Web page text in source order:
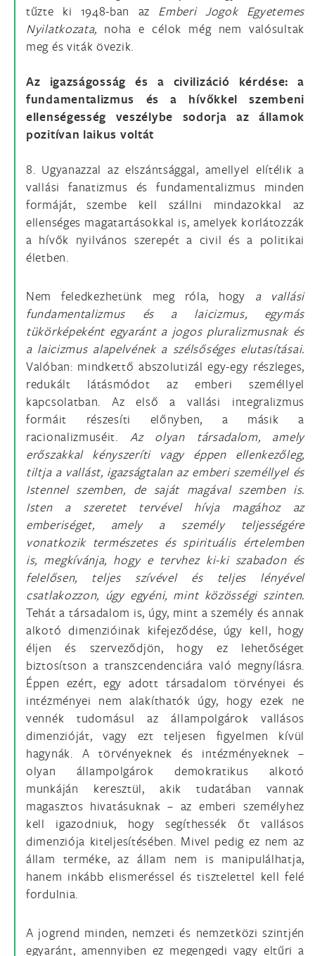
tűzte ki 1948-ban az Emberi Jogok Egyetemes
Nyilatkozata, noha e célok még nem valósultak
meg és viták övezik.
Az igazságosság és a civilizáció kérdése: a
fundamentalizmus és a hívőkkel szembeni
ellenségesség veszélybe sodorja az államok
pozitívan laikus voltát
8. Ugyanazzal az elszántsággal, amellyel elítélik a
vallási fanatizmus és fundamentalizmus minden
formáját, szembe kell szállni mindazokkal az
ellenséges magatartásokkal is, amelyek korlátozzák
a hívők nyilvános szerepét a civil és a politikai
életben.
Nem feledkezhetünk meg róla, hogy a vallási
fundamentalizmus és a laicizmus, egymás
tükörképeként egyaránt a jogos pluralizmusnak és
a laicizmus alapelvének a szélsőséges elutasításai.
Valóban: mindkettő abszolutizál egy-egy részleges,
redukált látásmódot az emberi személlyel
kapcsolatban. Az első a vallási integralizmus
formáit részesíti előnyben, a másik a
racionalizmuséit. Az olyan társadalom, amely
erőszakkal kényszeríti vagy éppen ellenkezőleg,
tiltja a vallást, igazságtalan az emberi személlyel és
Istennel szemben, de saját magával szemben is.
Isten a szeretet tervével hívja magához az
emberiséget, amely a személy teljességére
vonatkozik természetes és spirituális értelemben
is, megkívánja, hogy e tervhez ki-ki szabadon és
felelősen, teljes szívével és teljes lényével
csatlakozzon, úgy egyéni, mint közösségi szinten.
Tehát a társadalom is, úgy, mint a személy és annak
alkotó dimenzióinak kifejeződése, úgy kell, hogy
éljen és szerveződjön, hogy ez lehetőséget
biztosítson a transzcendenciára való megnyílásra.
Éppen ezért, egy adott társadalom törvényei és
intézményei nem alakíthatók úgy, hogy ezek ne
vennék tudomásul az állampolgárok vallásos
dimenzióját, vagy ezt teljesen figyelmen kívül
hagynák. A törvényeknek és intézményeknek –
olyan állampolgárok demokratikus alkotó
munkáján keresztül, akik tudatában vannak
magasztos hivatásuknak – az emberi személyhez
kell igazodniuk, hogy segíthessék őt vallásos
dimenziója kiteljesítésében. Mivel pedig ez nem az
állam terméke, az állam nem is manipulálhatja,
hanem inkább elismeréssel és tisztelettel kell felé
fordulnia.
A jogrend minden, nemzeti és nemzetközi szintjén
egyaránt, amennyiben ez megengedi vagy eltűri a